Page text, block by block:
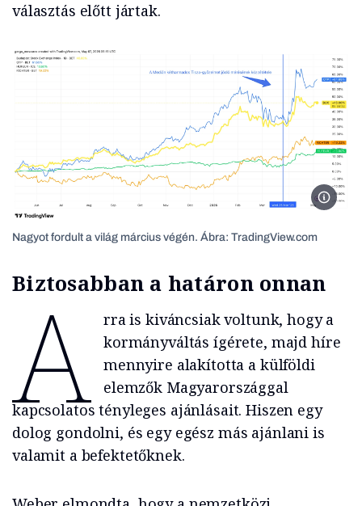
választás előtt jártak.
Nagyot fordult a világ március végén. Ábra: TradingView.com
Biztosabban a határon onnan
A
rra is kiváncsiak voltunk, hogy a
kormányváltás ígérete, majd híre
mennyire alakította a külföldi
elemzők Magyarországgal
kapcsolatos tényleges ajánlásait. Hiszen egy
dolog gondolni, és egy egész más ajánlani is
valamit a befektetőknek.